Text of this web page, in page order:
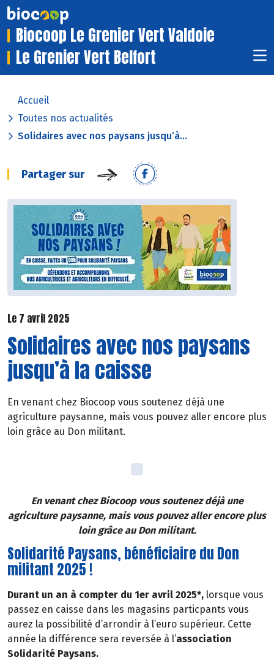
Biocoop Le Grenier Vert Valdoie
Le Grenier Vert Belfort
Accueil
Toutes nos actualités
Solidaires avec nos paysans jusqu’à...
Partager sur
Le 7 avril 2025
Solidaires avec nos paysans
jusqu’à la caisse
En venant chez Biocoop vous soutenez déjà une
agriculture paysanne, mais vous pouvez aller encore plus
loin grâce au Don militant.
En venant chez Biocoop vous soutenez déjà une
agriculture paysanne, mais vous pouvez aller encore plus
loin grâce au Don militant.
Solidarité Paysans, bénéficiaire du Don
militant 2025 !
Durant un an à compter du 1er avril 2025*, lorsque vous
passez en caisse dans les magasins particpants vous
aurez la possibilité d’arrondir à l’euro supérieur. Cette
année la différence sera reversée à l’association
Solidarité Paysans.